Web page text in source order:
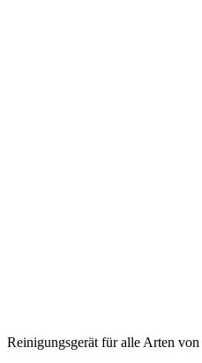
Reinigungsgerät für alle Arten von